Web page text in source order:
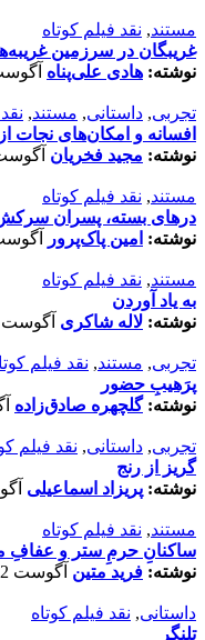
مستند, نقد فیلم کوتاه
غریبگان در سرزمین
نوشته: هادی علی‌پناه آگوست 20,
تجربی, داستانی, مستند,
افسانه‌ و امکان‌های نجات
نوشته: مجید فخریان آگوست 11,
مستند, نقد فیلم کوتاه
درهای بسته، پسران
نوشته: امین پاک‌پرور آگوست 11,
مستند, نقد فیلم کوتاه
به یاد آوردن
نوشته: لاله شاکری آگوست 6, 2025
تجربی, مستند, نقد فیلم
پرَهیب‌ِ حضور
نوشته:گلچهره صادق‌زاده
تجربی, داستانی, نقد فیلم
گریز از رنج
نوشته: پریزاد اسماعیلی
مستند, نقد فیلم کوتاه
ساکنانِ حرمِ ستر و عفافِ
نوشته: فرید متین آگوست 2, 2025
داستانی, نقد فیلم کوتاه
تلنگر